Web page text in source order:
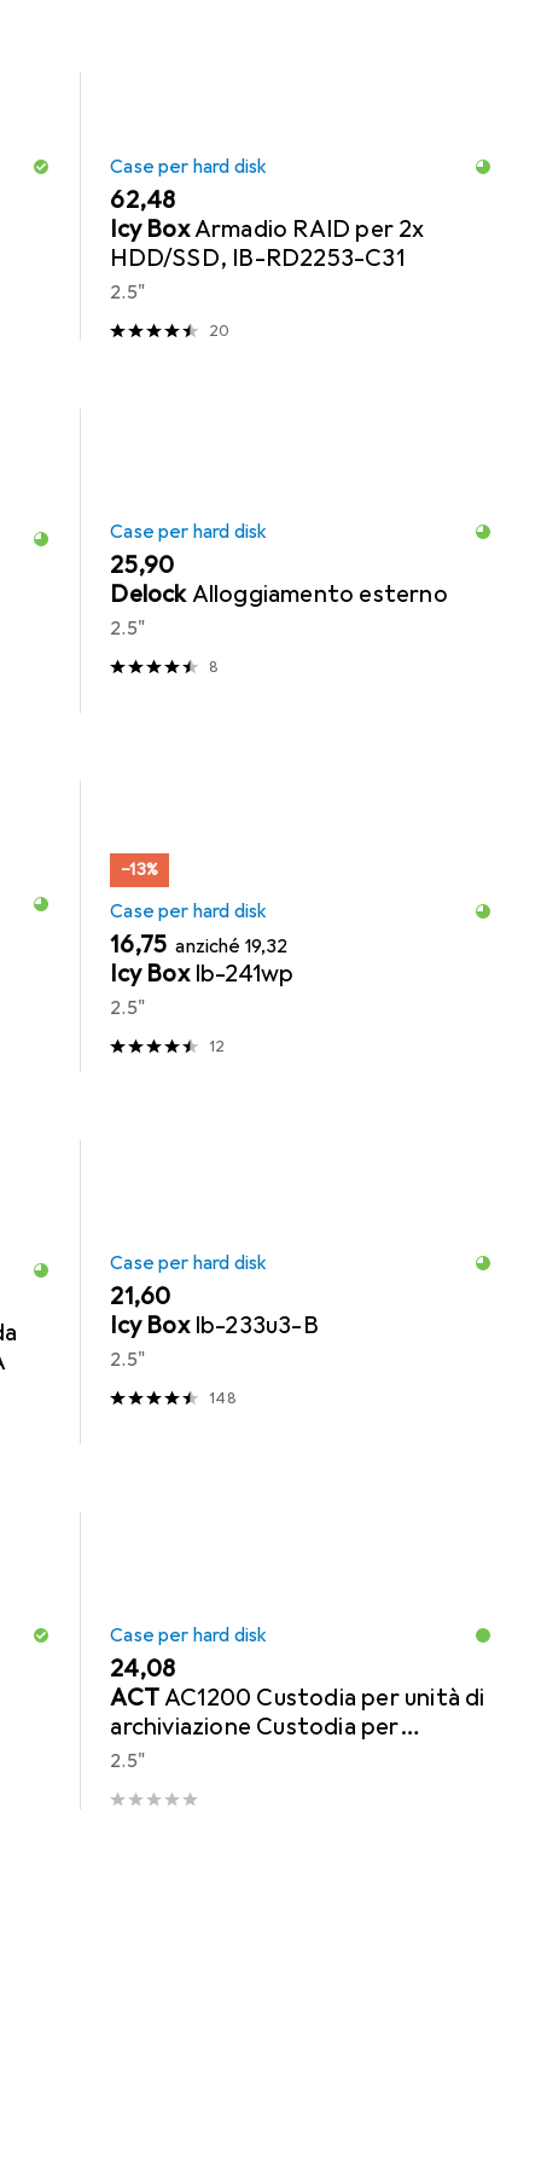
Case per hard disk
EUR
62,48
Icy BoxArmadio RAID per 2x
HDD/SSD, IB-RD2253-C31
2.5"
20
Case per hard disk
EUR
25,90
DelockAlloggiamento esterno
2.5"
8
−13%
Case per hard disk
EUR
16,75 anziché EUR
19,32
Icy Box Ib-241wp
2.5"
12
Case per hard disk
EUR
21,60
Icy Box Ib-233u3-B
2.5"
148
Case per hard disk
EUR
24,08
ACTAC1200 Custodia per unità di
archiviazione Custodia per
HDD/SSD nera da 2,5 pollici
2.5"